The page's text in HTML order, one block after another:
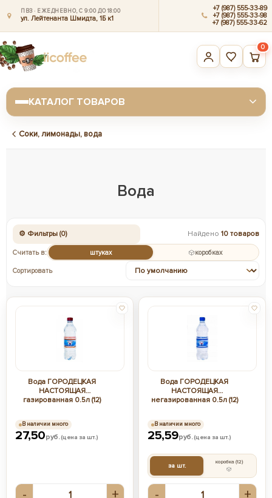
ПВЗ · ЕЖЕДНЕВНО, С 9:00 ДО 18:00
ул. Лейтенанта Шмидта, 1Б к1
+7 (987) 555-33-89
+7 (987) 555-33-98
+7 (987) 555-33-62
0
КАТАЛОГ ТОВАРОВ
Соки, лимонады, вода
Вода
⚙ Фильтры (0) Найдено 10 товаров
Считать в: штуках коробках
Сортировать
Вода ГОРОДЕЦКАЯ
НАСТОЯЩАЯ
газированная 0.5л (12)
27,50руб.(цена за шт.)
- +
В наличии много
Вода ГОРОДЕЦКАЯ
НАСТОЯЩАЯ
негазированная 0.5л (12)
25,59руб.(цена за шт.)
- +
за шт. коробка(12)
В наличии много